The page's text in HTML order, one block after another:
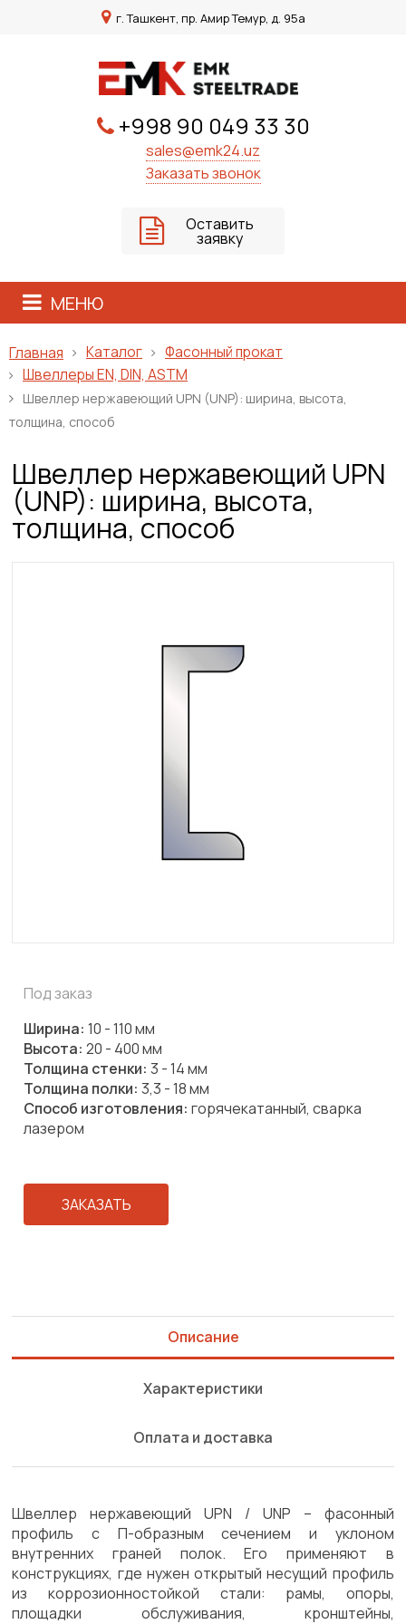
г. Ташкент, пр. Амир Темур, д. 95а
+998 90 049 33 30
sales@emk24.uz
Заказать звонок
Оставить
заявку
МЕНЮ
Главная Каталог
Фасонный прокат
Швеллеры EN, DIN, ASTM
Швеллер нержавеющий UPN (UNP): ширина, высота,
толщина, способ
Швеллер нержавеющий UPN
(UNP): ширина, высота,
толщина, способ
Под заказ
Ширина: 10 - 110 мм
Высота: 20 - 400 мм
Толщина стенки: 3 - 14 мм
Толщина полки: 3,3 - 18 мм
Способ изготовления: горячекатанный, сварка
лазером
ЗАКАЗАТЬ
Описание
Характеристики
Оплата и доставка
Швеллер нержавеющий UPN / UNP – фасонный
профиль с П-образным сечением и уклоном
внутренних граней полок. Его применяют в
конструкциях, где нужен открытый несущий профиль
из коррозионностойкой стали: рамы, опоры,
площадки обслуживания, кронштейны,